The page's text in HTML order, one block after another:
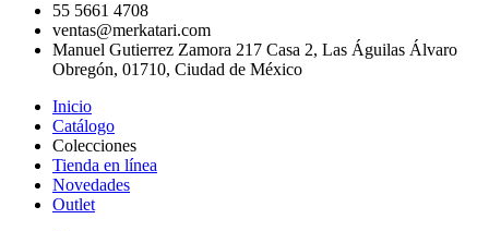
55 5661 4708
ventas@merkatari.com
Manuel Gutierrez Zamora 217 Casa 2, Las Águilas Álvaro
Obregón, 01710, Ciudad de México
Inicio
Catálogo
Colecciones
Tienda en línea
Novedades
Outlet